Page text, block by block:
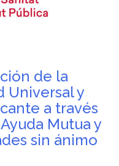
de la
Universal y
a través
Mutua y
sin ánimo